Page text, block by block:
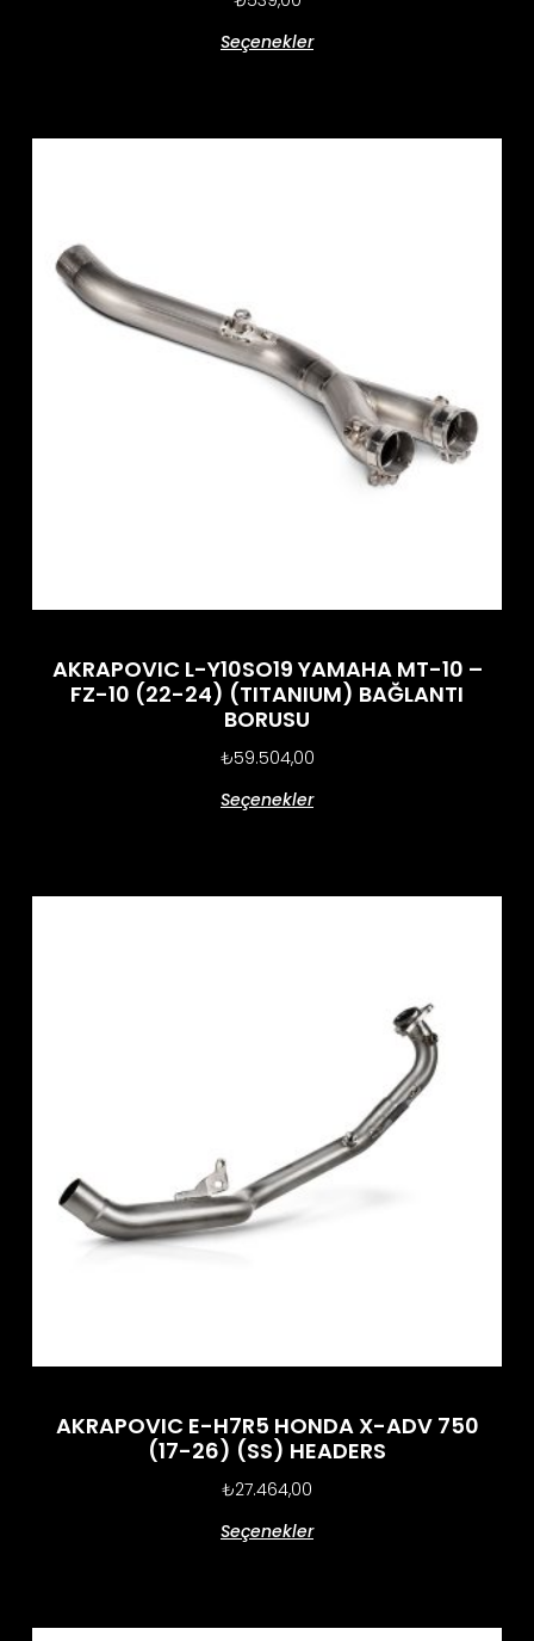
Seçenekler
AKRAPOVIC L-Y10SO19 YAMAHA MT-10 –
FZ-10 (22-24) (TITANIUM) BAĞLANTI
BORUSU
₺59.504,00
Seçenekler
AKRAPOVIC E-H7R5 HONDA X-ADV 750
(17-26) (SS) HEADERS
₺27.464,00
Seçenekler